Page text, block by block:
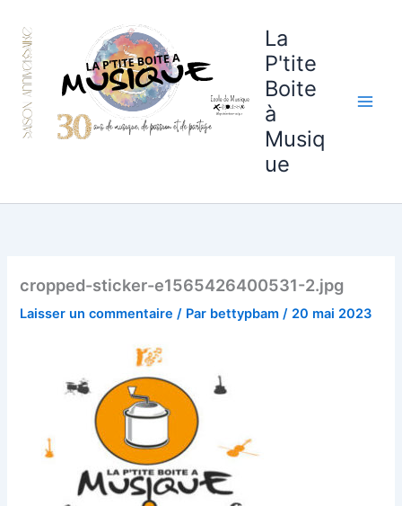
contenu
La
P'tite
Boite
à
Musiq
ue
cropped-sticker-e1565426400531-2.jpg
Laisser un commentaire / Par bettypbam/ 20 mai 2023